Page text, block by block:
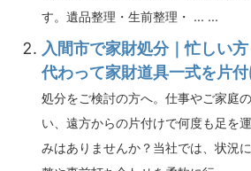
す。遺品整理・生前整理・ ... ...
入間市で家財処分｜忙しい
代わって家財道具一式を片
処分をご検討の方へ。仕事やご家庭
い、遠方からの片付けで何度も足
みはありませんか？当社では、状況